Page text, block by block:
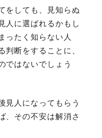
をしても、見知らぬ
人に選ばれるかもし
ったく知らない人
判断をすることに、
ではないでしょう
見人になってもらう
、その不安は解消さ